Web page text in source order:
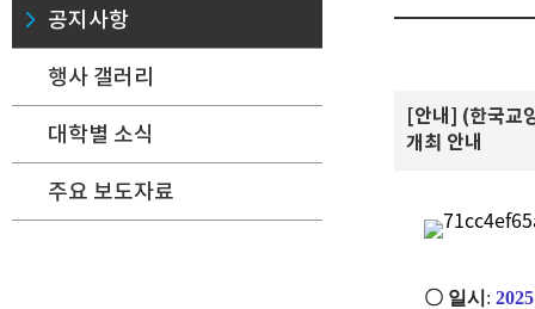
공지사항
행사 갤러리
대학별 소식
주요 보도자료
[안내] (한국교
개최 안내
〇 일시 : 2025